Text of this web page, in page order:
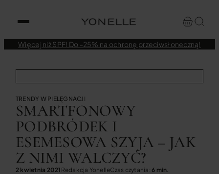
Więcej niż SPF! Do -25% na ochronę przeciwsłoneczną!
TRENDY W PIELĘGNACJI
SMARTFONOWY
PODBRÓDEK I
ESEMESOWA SZYJA – JAK
Z NIMI WALCZYĆ?
2 kwietnia 2021 Redakcja YonelleCzas czytania:6 min.